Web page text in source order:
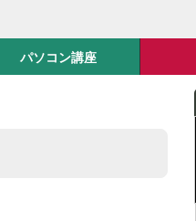
パソコン講座